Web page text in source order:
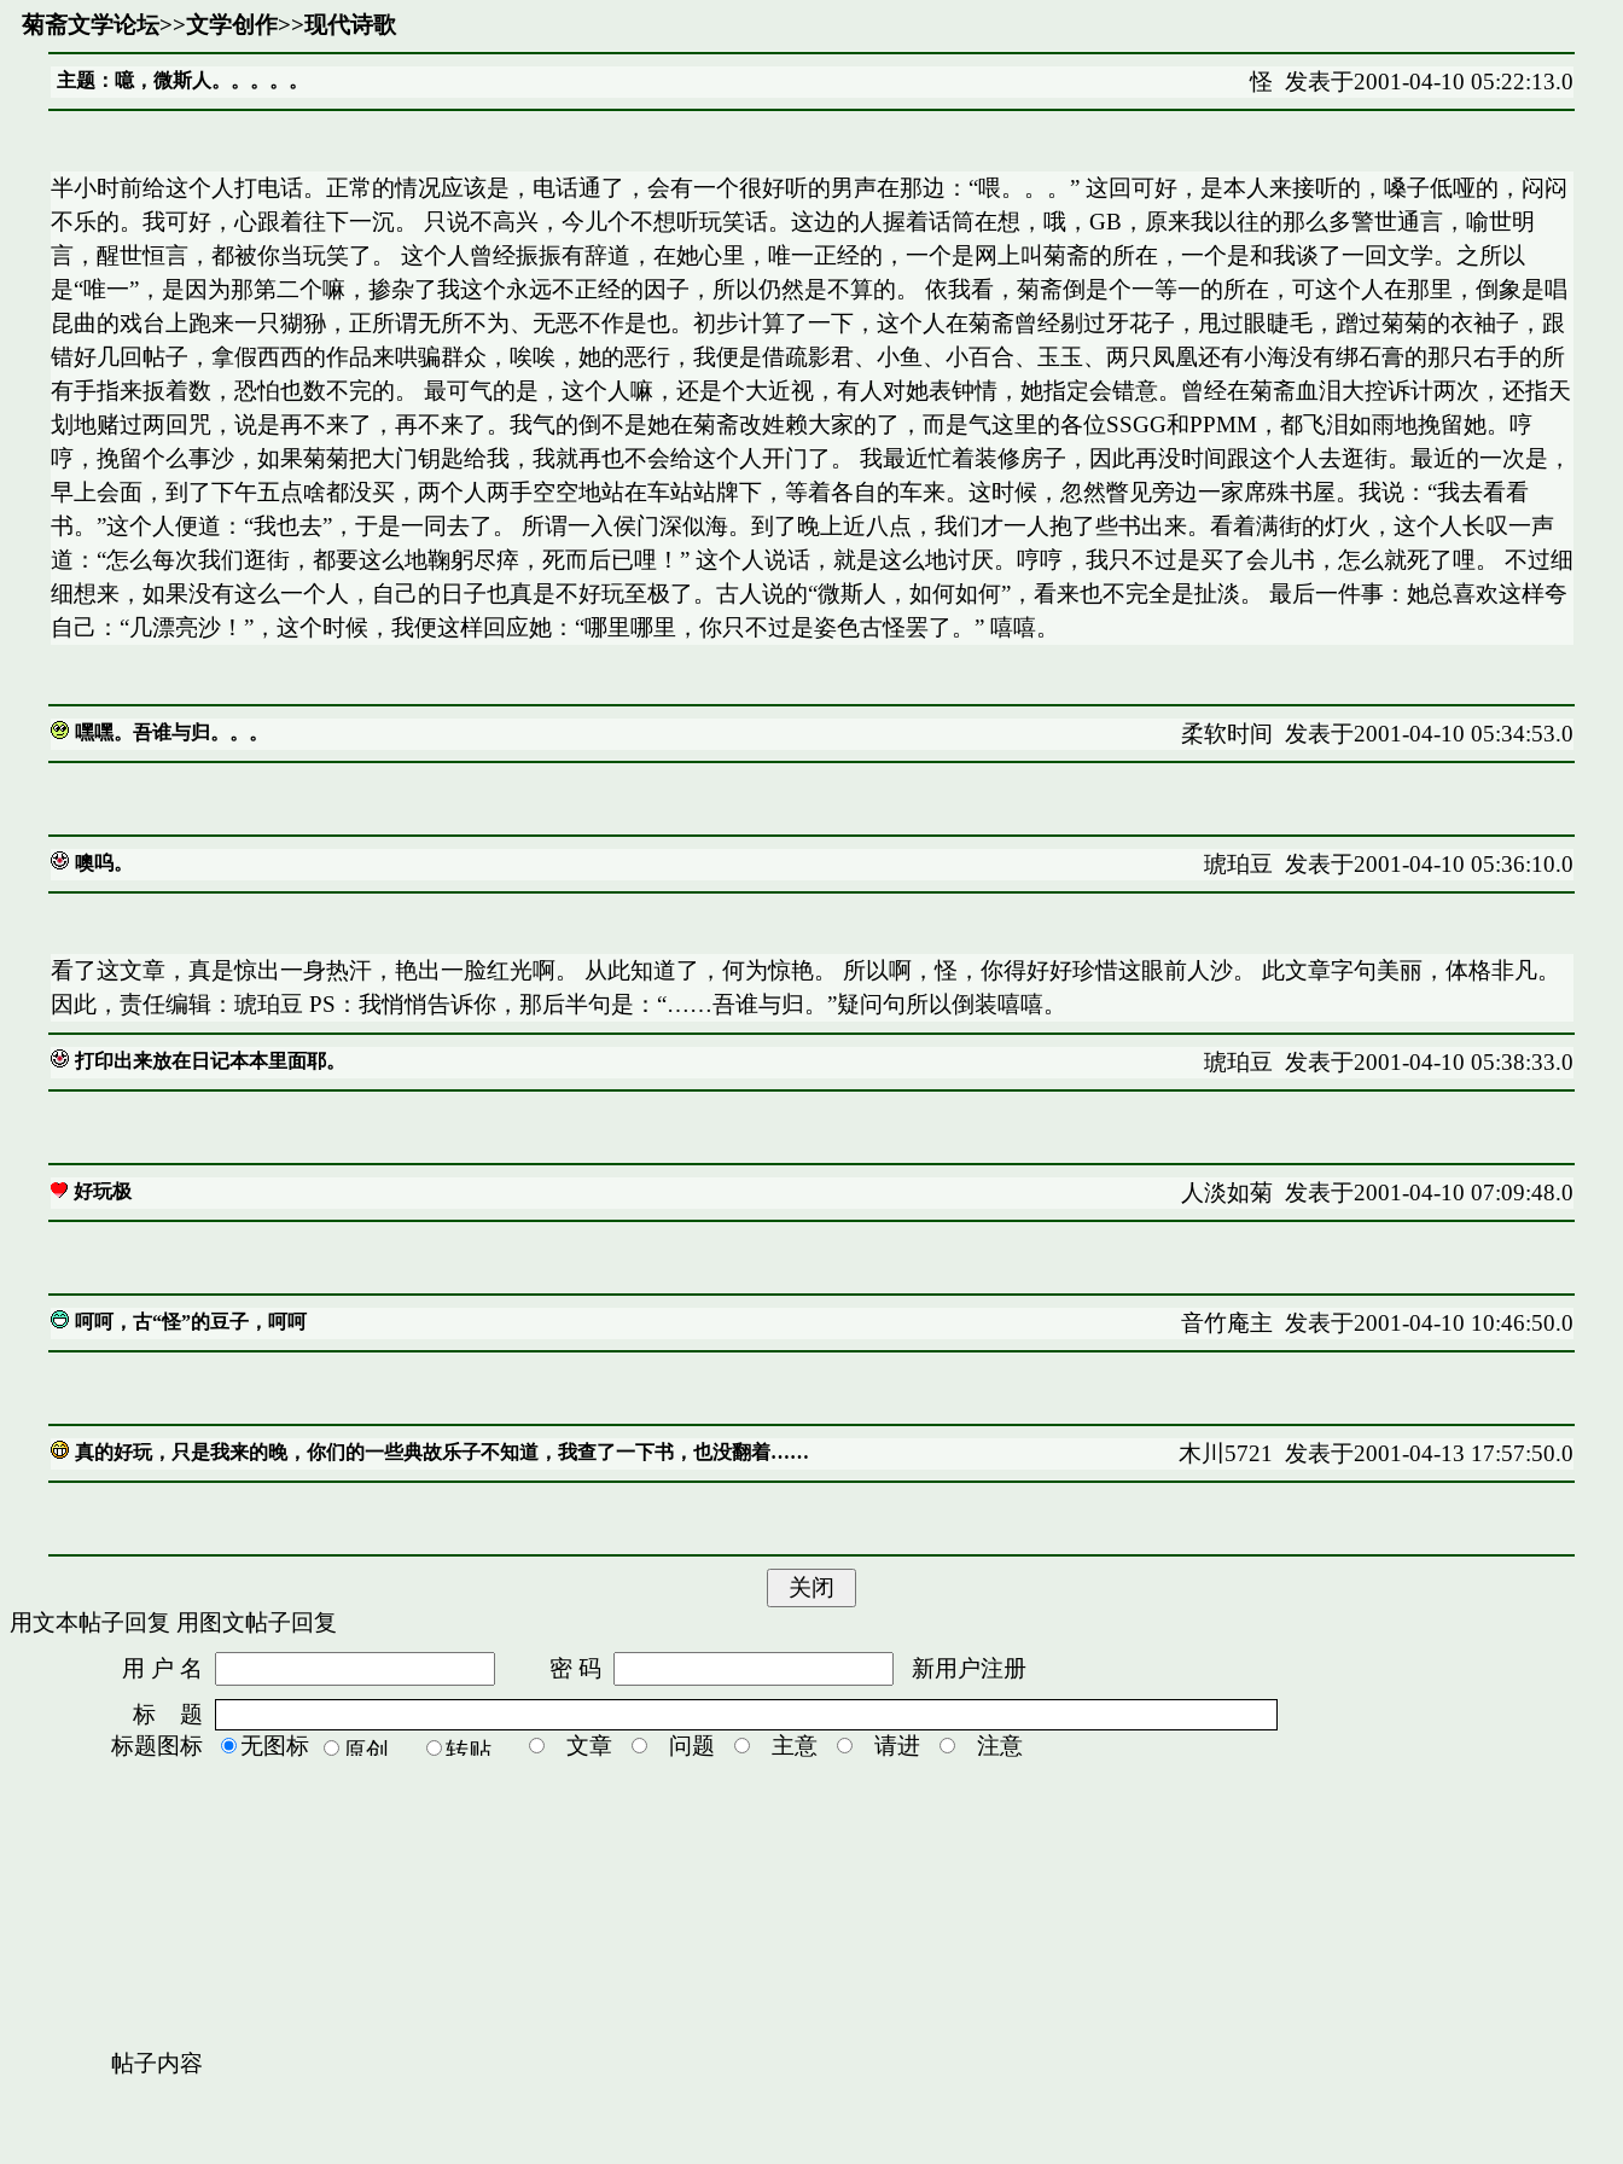
菊斋文学论坛>>文学创作>>现代诗歌
主题：噫，微斯人。。。。。 怪 发表于2001-04-10 05:22:13.0
半小时前给这个人打电话。正常的情况应该是，电话通了，会有一个很好听的男声在那边：“喂。。。” 这回可好，是本人来接听的，嗓子低哑的，闷闷
不乐的。我可好，心跟着往下一沉。 只说不高兴，今儿个不想听玩笑话。这边的人握着话筒在想，哦，GB，原来我以往的那么多警世通言，喻世明
言，醒世恒言，都被你当玩笑了。 这个人曾经振振有辞道，在她心里，唯一正经的，一个是网上叫菊斋的所在，一个是和我谈了一回文学。之所以
是“唯一”，是因为那第二个嘛，掺杂了我这个永远不正经的因子，所以仍然是不算的。 依我看，菊斋倒是个一等一的所在，可这个人在那里，倒象是唱
昆曲的戏台上跑来一只猢狲，正所谓无所不为、无恶不作是也。初步计算了一下，这个人在菊斋曾经剔过牙花子，甩过眼睫毛，蹭过菊菊的衣袖子，跟
错好几回帖子，拿假西西的作品来哄骗群众，唉唉，她的恶行，我便是借疏影君、小鱼、小百合、玉玉、两只凤凰还有小海没有绑石膏的那只右手的所
有手指来扳着数，恐怕也数不完的。 最可气的是，这个人嘛，还是个大近视，有人对她表钟情，她指定会错意。曾经在菊斋血泪大控诉计两次，还指天
划地赌过两回咒，说是再不来了，再不来了。我气的倒不是她在菊斋改姓赖大家的了，而是气这里的各位SSGG和PPMM，都飞泪如雨地挽留她。哼
哼，挽留个么事沙，如果菊菊把大门钥匙给我，我就再也不会给这个人开门了。 我最近忙着装修房子，因此再没时间跟这个人去逛街。最近的一次是，
早上会面，到了下午五点啥都没买，两个人两手空空地站在车站站牌下，等着各自的车来。这时候，忽然瞥见旁边一家席殊书屋。我说：“我去看看
书。”这个人便道：“我也去”，于是一同去了。 所谓一入侯门深似海。到了晚上近八点，我们才一人抱了些书出来。看着满街的灯火，这个人长叹一声
道：“怎么每次我们逛街，都要这么地鞠躬尽瘁，死而后已哩！” 这个人说话，就是这么地讨厌。哼哼，我只不过是买了会儿书，怎么就死了哩。 不过细
细想来，如果没有这么一个人，自己的日子也真是不好玩至极了。古人说的“微斯人，如何如何”，看来也不完全是扯淡。 最后一件事：她总喜欢这样夸
自己：“几漂亮沙！”，这个时候，我便这样回应她：“哪里哪里，你只不过是姿色古怪罢了。” 嘻嘻。
嘿嘿。吾谁与归。。。 柔软时间 发表于2001-04-10 05:34:53.0
噢呜。 琥珀豆 发表于2001-04-10 05:36:10.0
看了这文章，真是惊出一身热汗，艳出一脸红光啊。 从此知道了，何为惊艳。 所以啊，怪，你得好好珍惜这眼前人沙。 此文章字句美丽，体格非凡。
因此，责任编辑：琥珀豆 PS：我悄悄告诉你，那后半句是：“……吾谁与归。”疑问句所以倒装嘻嘻。
打印出来放在日记本本里面耶。 琥珀豆 发表于2001-04-10 05:38:33.0
好玩极 人淡如菊发表于2001-04-10 07:09:48.0
呵呵，古“怪”的豆子，呵呵 音竹庵主 发表于2001-04-10 10:46:50.0
真的好玩，只是我来的晚，你们的一些典故乐子不知道，我查了一下书，也没翻着…… 木川5721 发表于2001-04-13 17:57:50.0
用文本帖子回复 用图文帖子回复
用 户 名
密 码
新用户注册
标 题
标题图标
无图标 文章 问题 主意 请进 注意
帖子内容